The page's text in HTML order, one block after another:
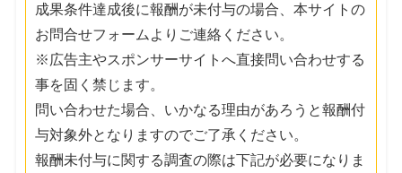
成果条件達成後に報酬が未付与の場合、本サイトの
お問合せフォームよりご連絡ください。
※広告主やスポンサーサイトへ直接問い合わせする
事を固く禁じます。
問い合わせた場合、いかなる理由があろうと報酬付
与対象外となりますのでご了承ください。
報酬未付与に関する調査の際は下記が必要になりま